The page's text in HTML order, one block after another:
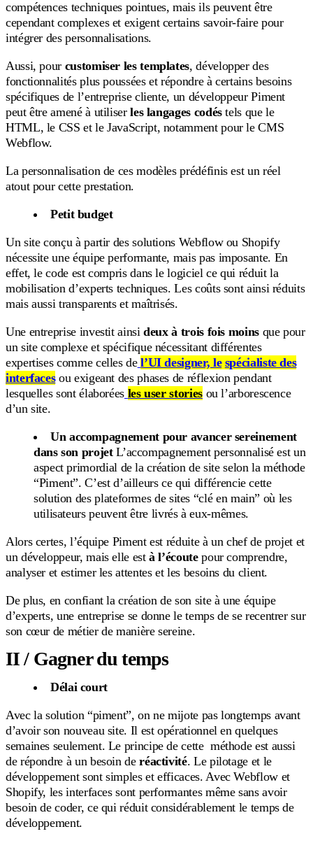
compétences techniques pointues, mais ils peuvent être
cependant complexes et exigent certains savoir-faire pour
intégrer des personnalisations.
Aussi, pour customiser les templates, développer des
fonctionnalités plus poussées et répondre à certains besoins
spécifiques de l’entreprise cliente, un développeur Piment
peut être amené à utiliserles langages codéstels que le
HTML, le CSS et le JavaScript, notamment pour le CMS
Webflow.
La personnalisation de ces modèles prédéfinis est un réel
atout pour cette prestation.
Petit budget
Un site conçu à partir des solutions Webflow ou Shopify
nécessite une équipe performante, mais pas imposante. En
effet, le code est compris dans le logiciel ce qui réduit la
mobilisation d’experts techniques. Les coûts sont ainsi réduits
mais aussi transparents et maîtrisés.
Une entreprise investit ainsideux à trois fois moinsque pour
un site complexe et spécifique nécessitant différentes
expertises comme celles de l’UI designer, le spécialiste des
interfacesou exigeant des phases de réflexion pendant
lesquelles sont élaborées les user storiesou l’arborescence
d’un site.
Un accompagnement pour avancer sereinement
dans son projetL’accompagnement personnalisé est un
aspect primordial de la création de site selon la méthode
“Piment”. C’est d’ailleurs ce qui différencie cette
solution des plateformes de sites “clé en main” où les
utilisateurs peuvent être livrés à eux-mêmes.
Alors certes, l’équipe Piment est réduite à un chef de projet et
un développeur, mais elle està l’écoutepour comprendre,
analyser et estimer les attentes et les besoins du client.
De plus, en confiant la création de son site à une équipe
d’experts, une entreprise se donne le temps de se recentrer sur
son cœur de métier de manière sereine.
II / Gagner du temps
Délai court
Avec la solution “piment”, on ne mijote pas longtemps avant
d’avoir son nouveau site. Il est opérationnel en quelques
semaines seulement. Le principe de cette méthode est aussi
de répondre à un besoin deréactivité. Le pilotage et le
développement sont simples et efficaces. Avec Webflow et
Shopify, les interfaces sont performantes même sans avoir
besoin de coder, ce qui réduit considérablement le temps de
développement.